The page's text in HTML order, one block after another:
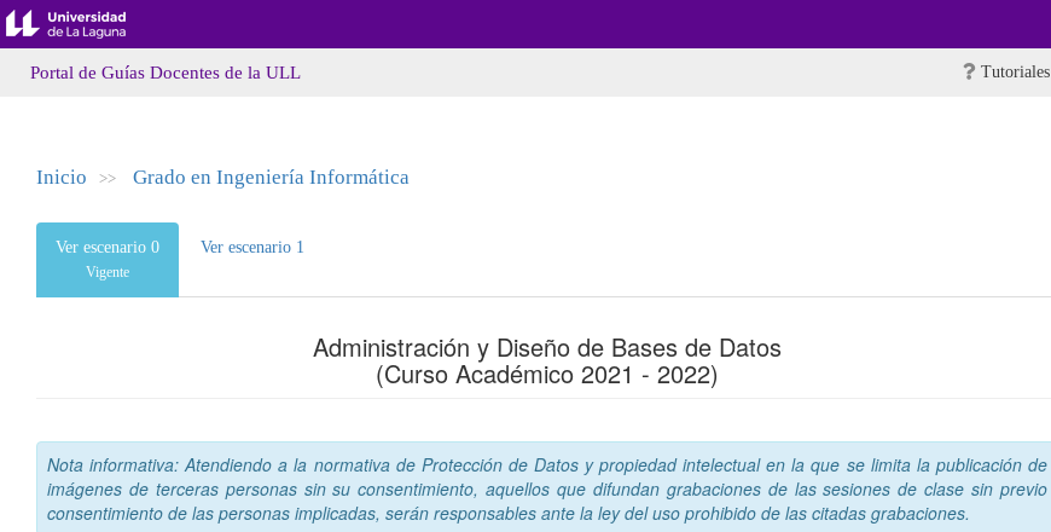
Portal de Guías Docentes de la ULL Tutoriales
Inicio >> Grado en Ingeniería Informática
Ver escenario 0
Vigente
Ver escenario 1
Administración y Diseño de Bases de Datos
(Curso Académico 2021 - 2022)
Nota informativa: Atendiendo a la normativa de Protección de Datos y propiedad intelectual en la que se limita la publicación de
imágenes de terceras personas sin su consentimiento, aquellos que difundan grabaciones de las sesiones de clase sin previo
consentimiento de las personas implicadas, serán responsables ante la ley del uso prohibido de las citadas grabaciones.